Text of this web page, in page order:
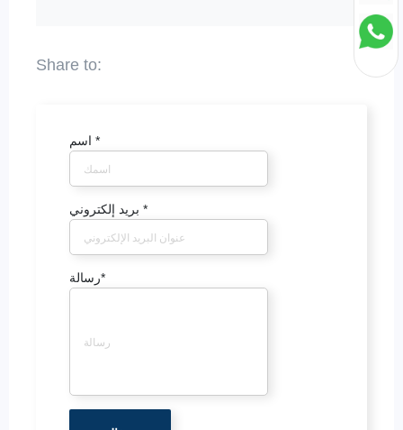
*
*
رسالة*